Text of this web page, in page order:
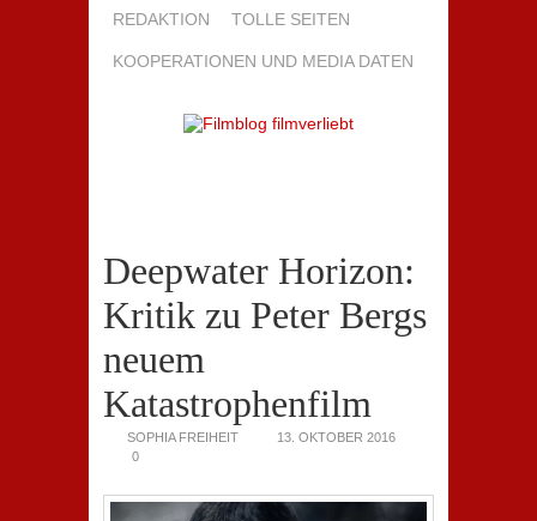
REDAKTION TOLLE SEITEN
KOOPERATIONEN UND MEDIA DATEN
Deepwater Horizon:
Kritik zu Peter Bergs
neuem
Katastrophenfilm
SOPHIA FREIHEIT
13. OKTOBER 2016
0